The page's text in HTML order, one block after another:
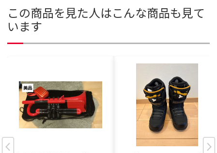
この商品を見た人はこんな商品も見て
います